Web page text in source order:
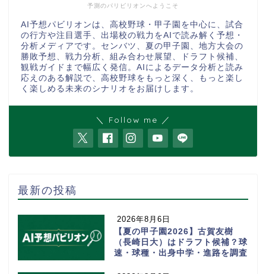
予測のパリビリオンへようこそ
AI予想パビリオンは、高校野球・甲子園を中心に、試合
の行方や注目選手、出場校の戦力をAIで読み解く予想・
分析メディアです。センバツ、夏の甲子園、地方大会の
勝敗予想、戦力分析、組み合わせ展望、ドラフト候補、
観戦ガイドまで幅広く発信。AIによるデータ分析と読み
応えのある解説で、高校野球をもっと深く、もっと楽し
く楽しめる未来のシナリオをお届けします。
＼ Follow me ／
最新の投稿
2026年8月6日
【夏の甲子園2026】古賀友樹
（長崎日大）はドラフト候補？球
速・球種・出身中学・進路を調査